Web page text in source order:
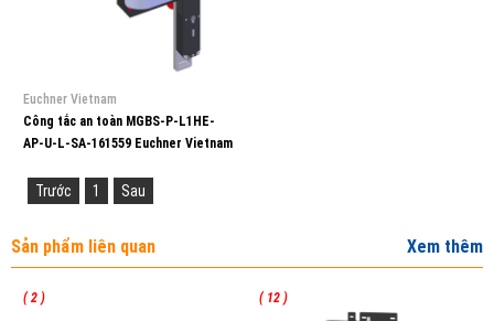
Euchner Vietnam
Công tắc an toàn MGBS-P-L1HE-
AP-U-L-SA-161559 Euchner Vietnam
Trước 1 Sau
Sản phẩm liên quan Xem thêm
( 2 ) ( 12 )